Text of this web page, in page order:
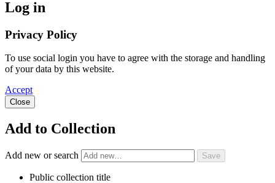
Log in
Privacy Policy
To use social login you have to agree with the storage and handling
of your data by this website.
Accept
Close
Add to Collection
Add new or search
Public collection title